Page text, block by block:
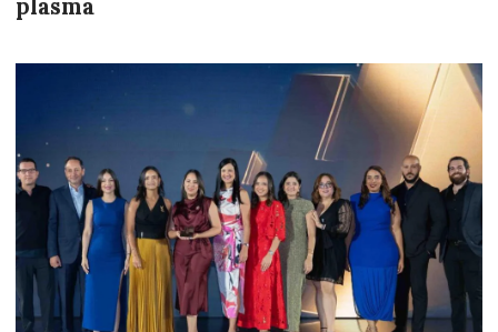
plasma